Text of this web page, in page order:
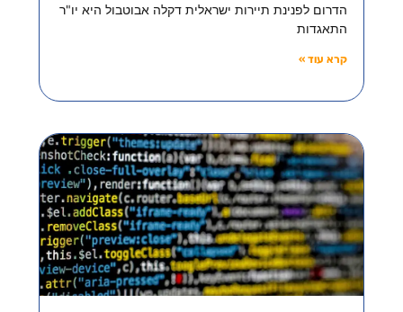
הדרום לפנינת תיירות ישראלית דקלה אבוטבול היא יו"ר
התאגדות
קרא עוד »